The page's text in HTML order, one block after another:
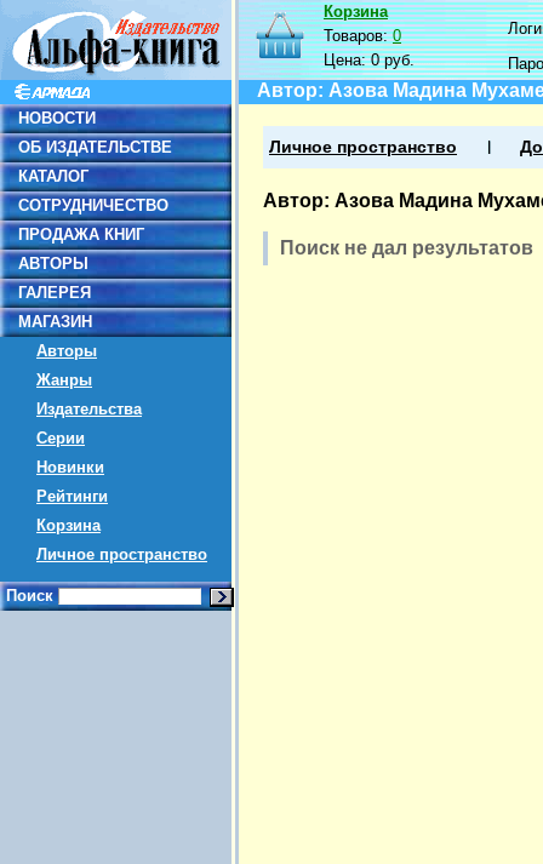
НОВОСТИ
ОБ ИЗДАТЕЛЬСТВЕ
КАТАЛОГ
СОТРУДНИЧЕСТВО
ПРОДАЖА КНИГ
АВТОРЫ
ГАЛЕРЕЯ
МАГАЗИН
Авторы
Жанры
Издательства
Серии
Новинки
Рейтинги
Корзина
Личное пространство
Поиск
Корзина
Товаров:0
Цена:0 руб.
Автор: Азова Мадина
Личное пространство
Автор: Азова Мадина
Поиск не дал результатов